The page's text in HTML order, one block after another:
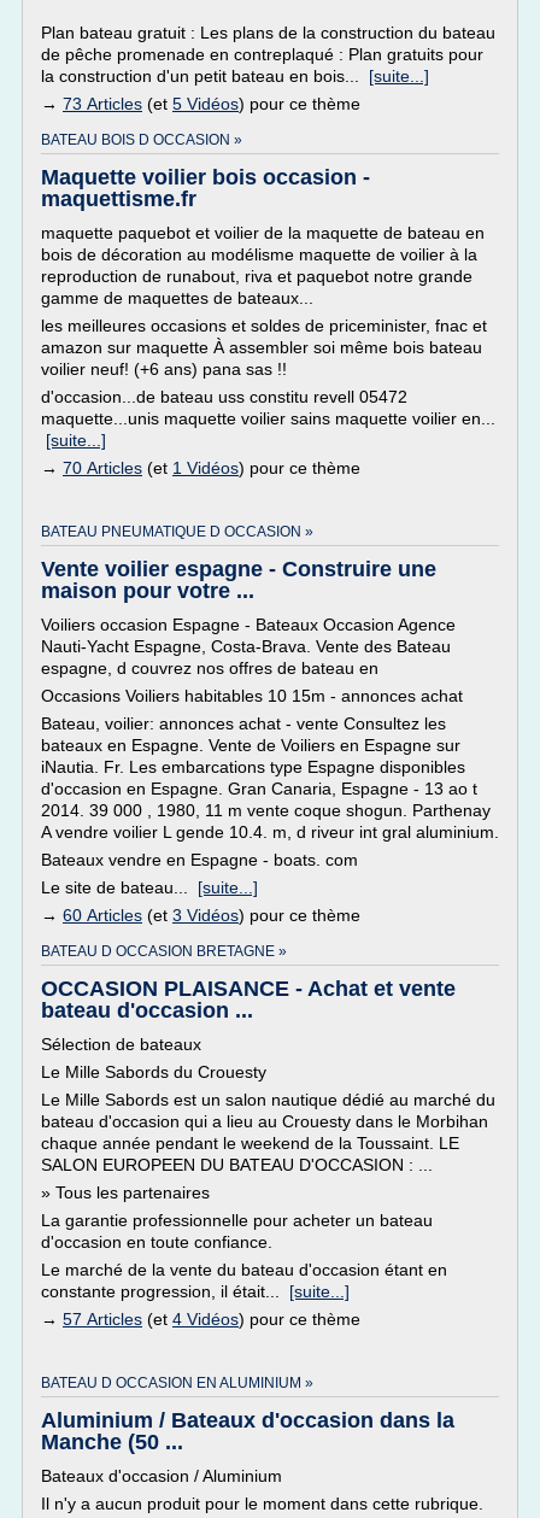
Plan bateau gratuit : Les plans de la construction du bateau
de pêche promenade en contreplaqué : Plan gratuits pour
la construction d'un petit bateau en bois... [suite...]
→ 73 Articles (et 5 Vidéos) pour ce thème
BATEAU BOIS D OCCASION »
Maquette voilier bois occasion -
maquettisme.fr
maquette paquebot et voilier de la maquette de bateau en
bois de décoration au modélisme maquette de voilier à la
reproduction de runabout, riva et paquebot notre grande
gamme de maquettes de bateaux...
les meilleures occasions et soldes de priceminister, fnac et
amazon sur maquette À assembler soi même bois bateau
voilier neuf! (+6 ans) pana sas !!
d'occasion...de bateau uss constitu revell 05472
maquette...unis maquette voilier sains maquette voilier en...
[suite...]
→ 70 Articles (et 1 Vidéos) pour ce thème
BATEAU PNEUMATIQUE D OCCASION »
Vente voilier espagne - Construire une
maison pour votre ...
Voiliers occasion Espagne - Bateaux Occasion Agence
Nauti-Yacht Espagne, Costa-Brava. Vente des Bateau
espagne, d couvrez nos offres de bateau en
Occasions Voiliers habitables 10 15m - annonces achat
Bateau, voilier: annonces achat - vente Consultez les
bateaux en Espagne. Vente de Voiliers en Espagne sur
iNautia. Fr. Les embarcations type Espagne disponibles
d'occasion en Espagne. Gran Canaria, Espagne - 13 ao t
2014. 39 000 , 1980, 11 m vente coque shogun. Parthenay
A vendre voilier L gende 10.4. m, d riveur int gral aluminium.
Bateaux vendre en Espagne - boats. com
Le site de bateau... [suite...]
→ 60 Articles (et 3 Vidéos) pour ce thème
BATEAU D OCCASION BRETAGNE »
OCCASION PLAISANCE - Achat et vente
bateau d'occasion ...
Sélection de bateaux
Le Mille Sabords du Crouesty
Le Mille Sabords est un salon nautique dédié au marché du
bateau d'occasion qui a lieu au Crouesty dans le Morbihan
chaque année pendant le weekend de la Toussaint. LE
SALON EUROPEEN DU BATEAU D'OCCASION : ...
» Tous les partenaires
La garantie professionnelle pour acheter un bateau
d'occasion en toute confiance.
Le marché de la vente du bateau d'occasion étant en
constante progression, il était... [suite...]
→ 57 Articles (et 4 Vidéos) pour ce thème
BATEAU D OCCASION EN ALUMINIUM »
Aluminium / Bateaux d'occasion dans la
Manche (50 ...
Bateaux d'occasion / Aluminium
Il n'y a aucun produit pour le moment dans cette rubrique.